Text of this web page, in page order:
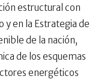
estructural con
y en la Estrategia de
de la nación,
de los esquemas
energéticos